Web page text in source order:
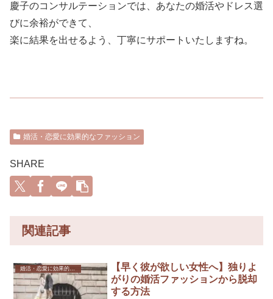
慶子のコンサルテーションでは、あなたの婚活やドレス選
びに余裕ができて、
楽に結果を出せるよう、丁寧にサポートいたしますね。
婚活・恋愛に効果的なファッション
SHARE
関連記事
婚活・恋愛に効果的なファッション
【早く彼が欲しい女性へ】独りよ
がりの婚活ファッションから脱却
する方法